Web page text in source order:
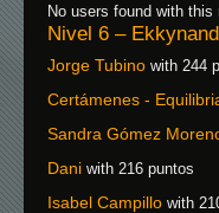
No users found with this
Nivel 6 –
Jorge Tubino with 244
Certámenes -
Sandra Gómez
Dani with 216 puntos
Isabel Campillo with